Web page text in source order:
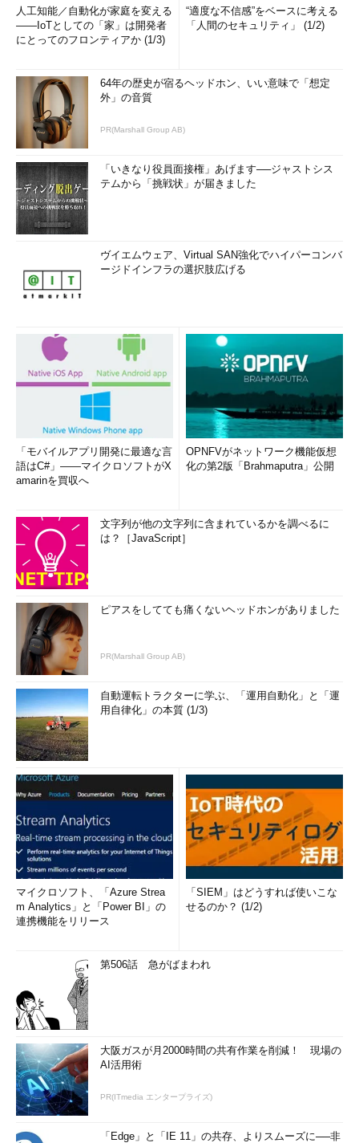
人工知能／自動化が家庭を変える
――IoTとしての「家」は開発者
にとってのフロンティアか (1/3)
“適度な不信感”をベースに考える
「人間のセキュリティ」 (1/2)
64年の歴史が宿るヘッドホン、いい意味で「想定
外」の音質
PR(Marshall Group AB)
「いきなり役員面接権」あげます──ジャストシス
テムから「挑戦状」が届きました
ヴイエムウェア、Virtual SAN強化でハイパーコンバ
ージドインフラの選択肢広げる
「モバイルアプリ開発に最適な言
語はC#」――マイクロソフトがX
amarinを買収へ
OPNFVがネットワーク機能仮想
化の第2版「Brahmaputra」公開
文字列が他の文字列に含まれているかを調べるに
は？［JavaScript］
ピアスをしてても痛くないヘッドホンがありました
PR(Marshall Group AB)
自動運転トラクターに学ぶ、「運用自動化」と「運
用自律化」の本質 (1/3)
マイクロソフト、「Azure Strea
m Analytics」と「Power BI」の
連携機能をリリース
「SIEM」はどうすれば使いこな
せるのか？ (1/2)
第506話 急がばまわれ
大阪ガスが月2000時間の共有作業を削減！ 現場の
AI活用術
PR(ITmedia エンタープライズ)
「Edge」と「IE 11」の共存、よりスムーズに──非